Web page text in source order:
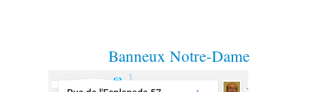
Banneux Notre-Dame